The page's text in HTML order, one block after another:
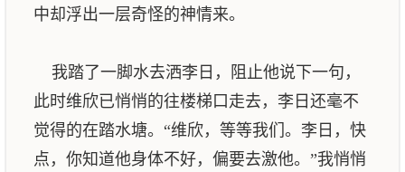
中却浮出一层奇怪的神情来。
我踏了一脚水去洒李日，阻止他说下一句，
此时维欣已悄悄的往楼梯口走去，李日还毫不
觉得的在踏水塘。“维欣，等等我们。李日，快
点，你知道他身体不好，偏要去激他。”我悄悄